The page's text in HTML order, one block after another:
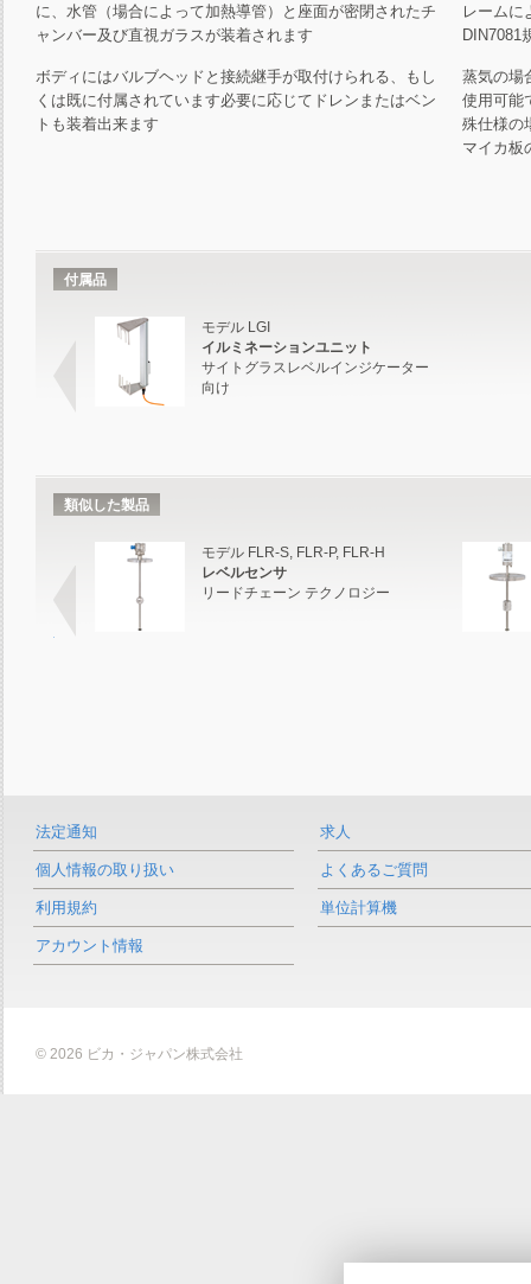
に、水管（場合によって加熱導管）と座面が密閉されたチ
ャンバー及び直視ガラスが装着されます
ボディにはバルブヘッドと接続継手が取付けられる、もし
くは既に付属されています必要に応じてドレンまたはベン
トも装着出来ます
レームに
DIN7081
蒸気の場
使用可能
殊仕様の
マイカ板
付属品
モデル LGI
イルミネーションユニット
サイトグラスレベルインジケーター
向け
類似した製品
モデル FLR-S, FLR-P, FLR-H
レベルセンサ
リードチェーン テクノロジー
法定通知
個人情報の取り扱い
利用規約
アカウント情報
求人
よくあるご質問
単位計算機
© 2026 ビカ・ジャパン株式会社